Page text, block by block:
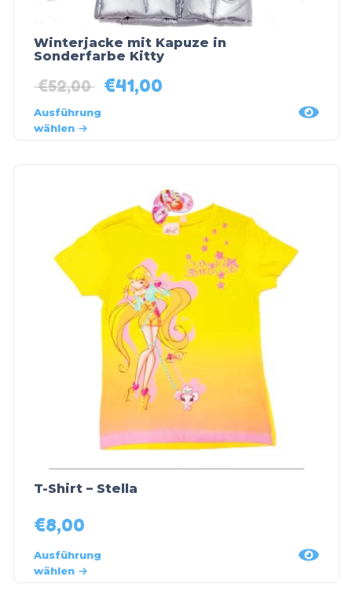
Winterjacke mit Kapuze in
Sonderfarbe Kitty
€52,00 €41,00
Ausführung
wählen
T-Shirt – Stella
€8,00
Ausführung
wählen